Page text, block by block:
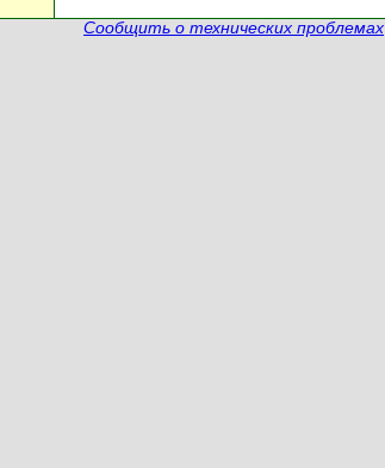
Сообщить о технических проблемах